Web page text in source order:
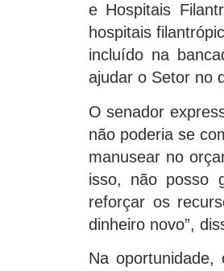
e Hospitais
hospitais
incluído na
ajudar o Setor no
O senador
não poderia se
manusear no
isso, não posso
reforçar os
dinheiro novo”,
Na